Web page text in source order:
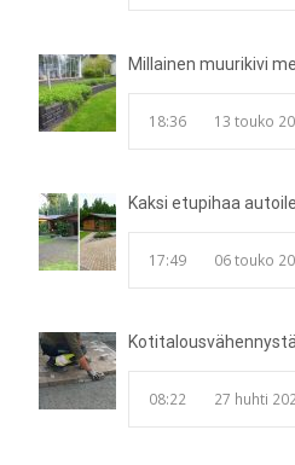
Millainen muurikivi
18:36 13 touko
Kaksi etupihaa
17:49 06 touko
08:22 27 huhti